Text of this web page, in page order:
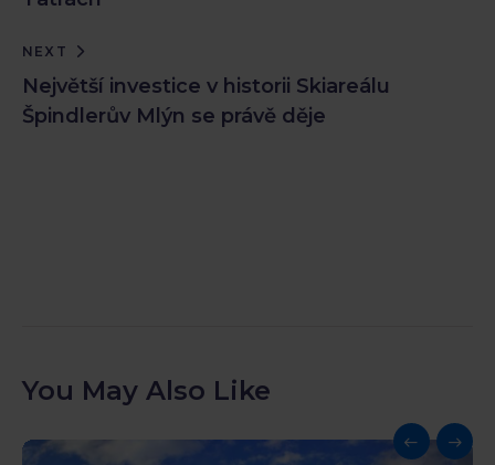
NEXT
Největší investice v historii Skiareálu
Špindlerův Mlýn se právě děje
You May Also Like